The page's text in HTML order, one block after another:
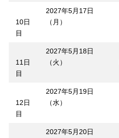
10日
目
2027年5月17日
（月）
11日
目
2027年5月18日
（火）
12日
目
2027年5月19日
（水）
2027年5月20日